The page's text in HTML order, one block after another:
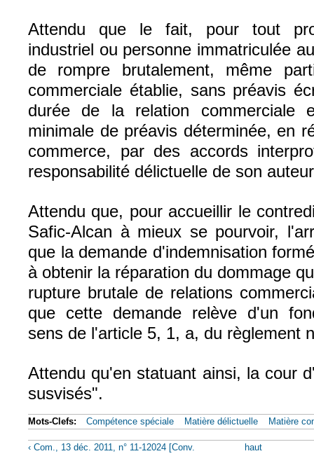
Attendu que le fait, pour tout
industriel ou personne immatriculée
de rompre brutalement, même
commerciale établie, sans préavis
durée de la relation commerciale
minimale de préavis déterminée, en
commerce, par des accords
responsabilité délictuelle de son
Attendu que, pour accueillir le
Safic-Alcan à mieux se pourvoir,
que la demande d'indemnisation
à obtenir la réparation du dommage
rupture brutale de relations
que cette demande relève d'un
sens de l'article 5, 1, a, du règlement
Attendu qu'en statuant ainsi, la cour
susvisés".
Mots-Clefs: Compétence spéciale Matière délictuelle Matière
‹ Com., 13 déc. 2011, n° 11-12024 [Conv.
haut